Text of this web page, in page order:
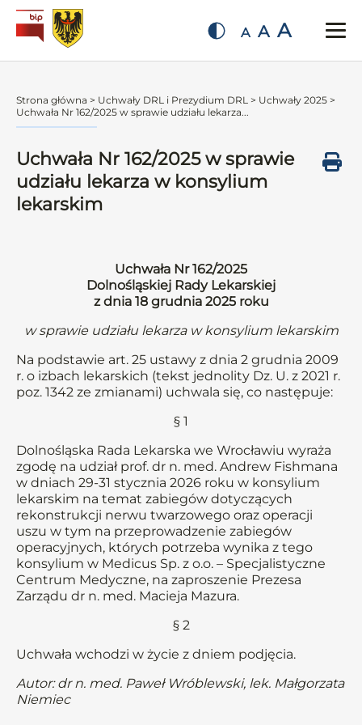
A A A
Strona główna > Uchwały DRL i Prezydium DRL > Uchwały 2025 >
Uchwała Nr 162/2025 w sprawie udziału lekarza...
Uchwała Nr 162/2025 w sprawie
udziału lekarza w konsylium
lekarskim
Uchwała Nr 162/2025
Dolnośląskiej Rady Lekarskiej
z dnia 18 grudnia 2025 roku
w sprawie udziału lekarza w konsylium lekarskim
Na podstawie art. 25 ustawy z dnia 2 grudnia 2009
r. o izbach lekarskich (tekst jednolity Dz. U. z 2021 r.
poz. 1342 ze zmianami) uchwala się, co następuje:
§ 1
Dolnośląska Rada Lekarska we Wrocławiu wyraża
zgodę na udział prof. dr n. med. Andrew Fishmana
w dniach 29-31 stycznia 2026 roku w konsylium
lekarskim na temat zabiegów dotyczących
rekonstrukcji nerwu twarzowego oraz operacji
uszu w tym na przeprowadzenie zabiegów
operacyjnych, których potrzeba wynika z tego
konsylium w Medicus Sp. z o.o. – Specjalistyczne
Centrum Medyczne, na zaproszenie Prezesa
Zarządu dr n. med. Macieja Mazura.
§ 2
Uchwała wchodzi w życie z dniem podjęcia.
Autor: dr n. med. Paweł Wróblewski, lek. Małgorzata
Niemiec